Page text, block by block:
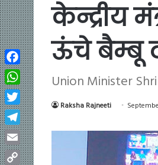
केन्द्रीय
ऊंचे बैम्बू
Union Minister
Raksha Rajneeti
Facebook
WhatsApp
Twitter
Telegram
Email